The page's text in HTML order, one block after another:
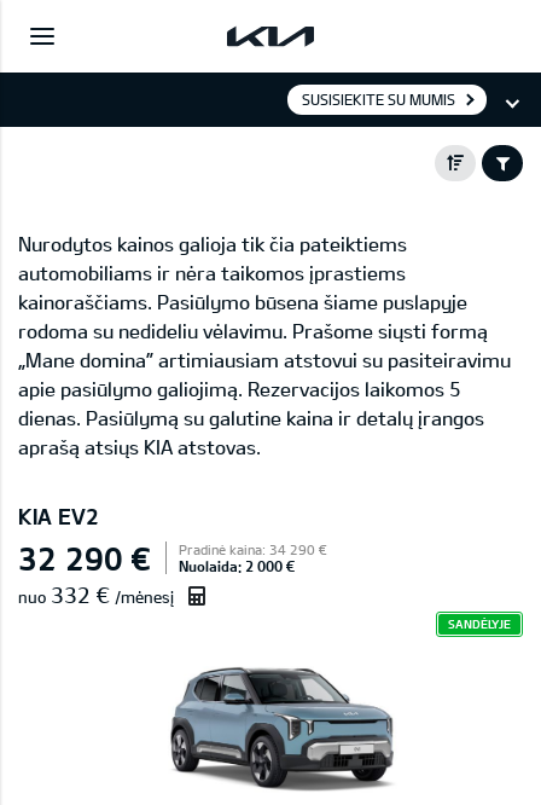
SUSISIEKITE SU MUMIS
Nurodytos kainos galioja tik čia pateiktiems
automobiliams ir nėra taikomos įprastiems
kainoraščiams. Pasiūlymo būsena šiame puslapyje
rodoma su nedideliu vėlavimu. Prašome siųsti formą
„Mane domina” artimiausiam atstovui su pasiteiravimu
apie pasiūlymo galiojimą. Rezervacijos laikomos 5
dienas. Pasiūlymą su galutine kaina ir detalų įrangos
aprašą atsiųs KIA atstovas.
KIA EV2
32 290 € Pradinė kaina: 34 290 €
Nuolaida: 2 000 €
nuo 332 € /mėnesį
SANDĖLYJE